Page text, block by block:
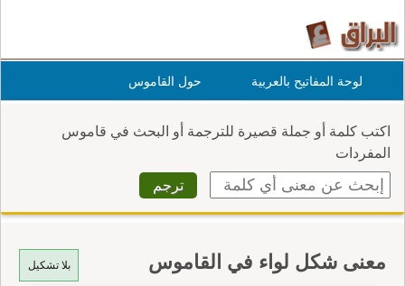
لوحة المفاتيح بالعربية حول القاموس
اكتب كلمة أو جملة قصيرة للترجمة أو البحث في قاموس
المفردات
بلا تشكيل معنى شكل لواء في القاموس